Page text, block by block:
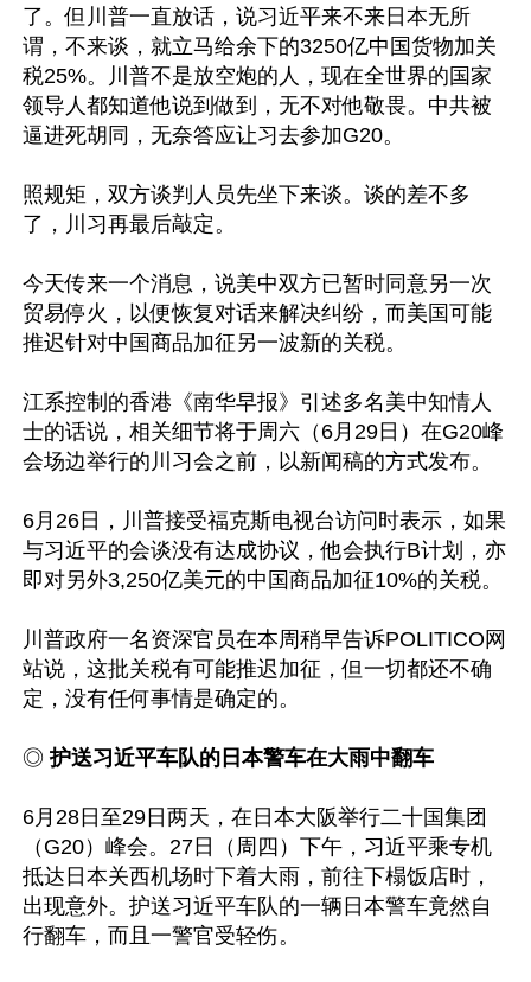
了。但川普一直放话，说习近平来不来日本无所
谓，不来谈，就立马给余下的3250亿中国货物加关
税25%。川普不是放空炮的人，现在全世界的国家
领导人都知道他说到做到，无不对他敬畏。中共被
逼进死胡同，无奈答应让习去参加G20。
照规矩，双方谈判人员先坐下来谈。谈的差不多
了，川习再最后敲定。
今天传来一个消息，说美中双方已暂时同意另一次
贸易停火，以便恢复对话来解决纠纷，而美国可能
推迟针对中国商品加征另一波新的关税。
江系控制的香港《南华早报》引述多名美中知情人
士的话说，相关细节将于周六（6月29日）在G20峰
会场边举行的川习会之前，以新闻稿的方式发布。
6月26日，川普接受福克斯电视台访问时表示，如果
与习近平的会谈没有达成协议，他会执行B计划，亦
即对另外3,250亿美元的中国商品加征10%的关税。
川普政府一名资深官员在本周稍早告诉POLITICO网
站说，这批关税有可能推迟加征，但一切都还不确
定，没有任何事情是确定的。
◎ 护送习近平车队的日本警车在大雨中翻车
6月28日至29日两天，在日本大阪举行二十国集团
（G20）峰会。27日（周四）下午，习近平乘专机
抵达日本关西机场时下着大雨，前往下榻饭店时，
出现意外。护送习近平车队的一辆日本警车竟然自
行翻车，而且一警官受轻伤。